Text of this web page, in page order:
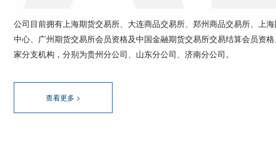
公司目前拥有上海期货交易所、大连商品交易所、郑州商品交易所、上
中心、广州期货交易所会员资格及中国金融期货交易所交易结算会员资
家分支机构，分别为贵州分公司、山东分公司、济南分公司。
查看更多 >